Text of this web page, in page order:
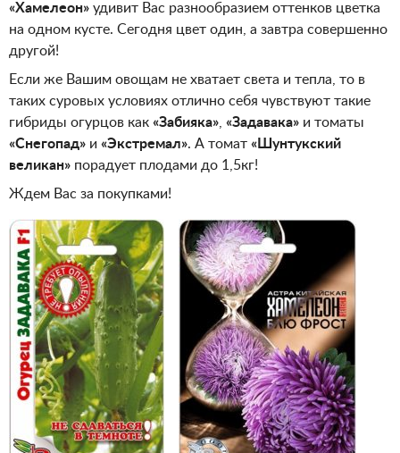
«Хамелеон» удивит Вас разнообразием оттенков цветка
на одном кусте. Сегодня цвет один, а завтра совершенно
другой!
Если же Вашим овощам не хватает света и тепла, то в
таких суровых условиях отлично себя чувствуют такие
гибриды огурцов как «Забияка» «Задавака» и томаты
«Снегопад» и «Экстремал». А томат «Шунтукский
великан» порадует плодами до 1,5кг!
Ждем Вас за покупками!